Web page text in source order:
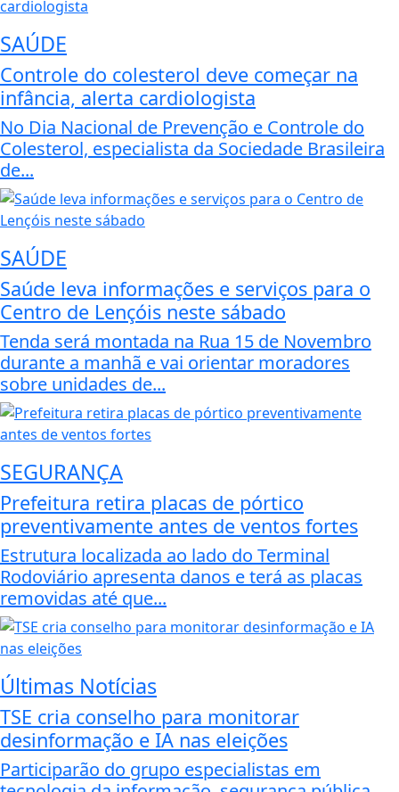
SAÚDE
Controle do colesterol deve começar na
infância, alerta cardiologista
No Dia Nacional de Prevenção e Controle do
Colesterol, especialista da Sociedade Brasileira
de...
SAÚDE
Saúde leva informações e serviços para o
Centro de Lençóis neste sábado
Tenda será montada na Rua 15 de Novembro
durante a manhã e vai orientar moradores
sobre unidades de...
SEGURANÇA
Prefeitura retira placas de pórtico
preventivamente antes de ventos fortes
Estrutura localizada ao lado do Terminal
Rodoviário apresenta danos e terá as placas
removidas até que...
Últimas Notícias
TSE cria conselho para monitorar
desinformação e IA nas eleições
Participarão do grupo especialistas em